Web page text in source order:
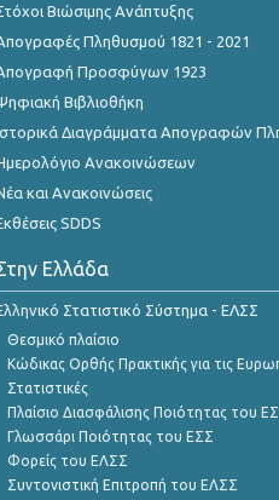
Βιώσιμης Ανάπτυξης
Πληθυσμού 1821 - 2021
Προσφύγων 1923
Βιβλιοθήκη
Διαγράμματα Απογραφών
Ανακοινώσεων
και Ανακοινώσεις
SDDS
Ελλάδα
Στατιστικό Σύστημα - ΕΛΣΣ
Θεσμικό πλαίσιο
Κώδικας Ορθής Πρακτικής για τις
Στατιστικές
Πλαίσιο Διασφάλισης Ποιότητας του
Γλωσσάρι Ποιότητας του ΕΣΣ
Φορείς του ΕΛΣΣ
Συντονιστική Επιτροπή του ΕΛΣΣ